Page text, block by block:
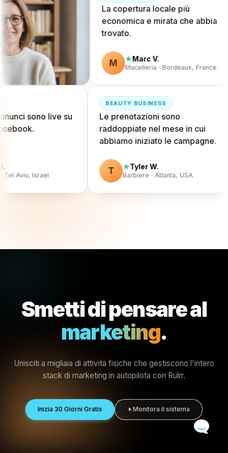
La copertura locale più
economica e mirata che abbia
trovato.
M ★Marc V.
Macelleria · Bordeaux, France
sono live su
Tel Aviv, Israel
BEAUTY BUSINESS
Le prenotazioni sono
raddoppiate nel mese in cui
abbiamo iniziato le campagne.
T ★Tyler W.
Barbiere · Atlanta, USA